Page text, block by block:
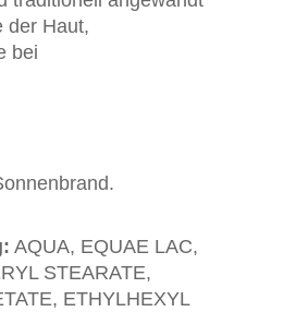
der Haut,
bei
AQUA, EQUAE LAC,
STEARATE,
ETHYLHEXYL